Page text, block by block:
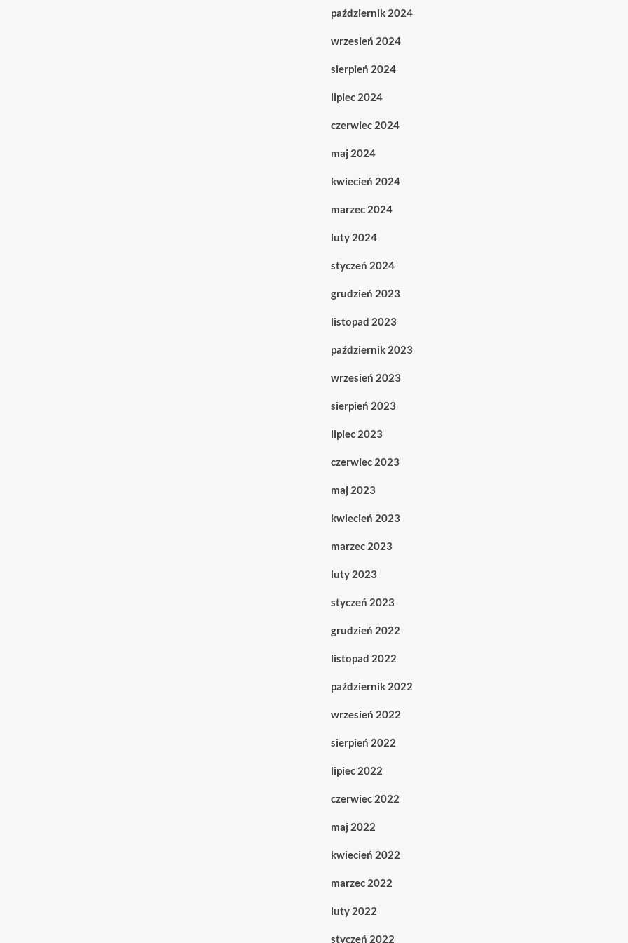
październik 2024
wrzesień 2024
sierpień 2024
lipiec 2024
czerwiec 2024
maj 2024
kwiecień 2024
marzec 2024
luty 2024
styczeń 2024
grudzień 2023
listopad 2023
październik 2023
wrzesień 2023
sierpień 2023
lipiec 2023
czerwiec 2023
maj 2023
kwiecień 2023
marzec 2023
luty 2023
styczeń 2023
grudzień 2022
listopad 2022
październik 2022
wrzesień 2022
sierpień 2022
lipiec 2022
czerwiec 2022
maj 2022
kwiecień 2022
marzec 2022
luty 2022
styczeń 2022